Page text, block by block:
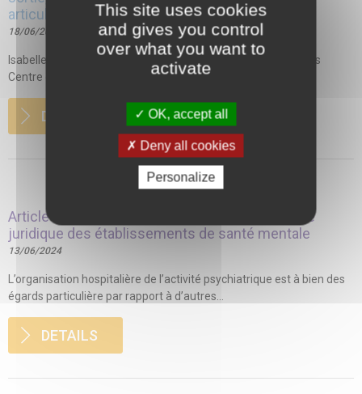
articulation des textes
18/06/2024
Isabelle Génot-Pok et Aude Charbonnel, juristes, consultantes
Centre de droit JuriSanté du CNEH Article paru...
DETAILS
Article – Associations en psychiatrie, une atypie
juridique des établissements de santé mentale
13/06/2024
L’organisation hospitalière de l’activité psychiatrique est à bien des
égards particulière par rapport à d’autres...
DETAILS
This site uses cookies
and gives you control
over what you want to
activate
OK, accept all
Deny all cookies
Personalize